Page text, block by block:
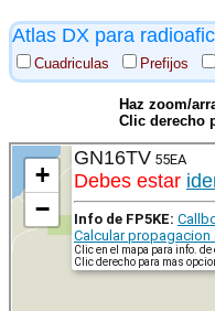
Atlas DX para
Cuadriculas Prefijos
Haz zoom/
Clic derecho